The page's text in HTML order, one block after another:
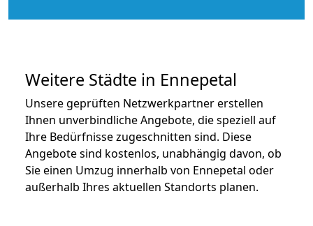
Weitere Städte in Ennepetal
Unsere geprüften Netzwerkpartner erstellen
Ihnen unverbindliche Angebote, die speziell auf
Ihre Bedürfnisse zugeschnitten sind. Diese
Angebote sind kostenlos, unabhängig davon, ob
Sie einen Umzug innerhalb von Ennepetal oder
außerhalb Ihres aktuellen Standorts planen.